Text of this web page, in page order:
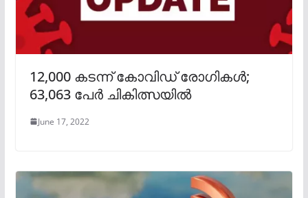
12,000 കടന്ന് കോവിഡ് രോഗികൾ;
63,063 പേർ ചികിത്സയിൽ
June 17, 2022